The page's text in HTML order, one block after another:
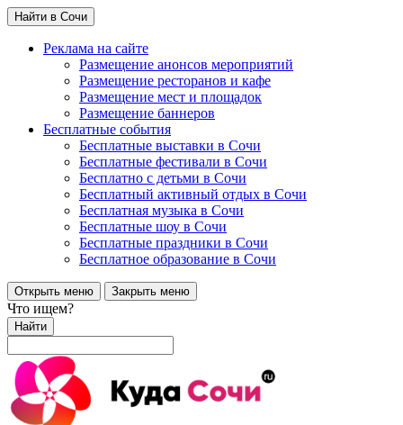
Найти в Сочи
Реклама на сайте
Размещение анонсов мероприятий
Размещение ресторанов и кафе
Размещение мест и площадок
Размещение баннеров
Бесплатные события
Бесплатные выставки в Сочи
Бесплатные фестивали в Сочи
Бесплатно с детьми в Сочи
Бесплатный активный отдых в Сочи
Бесплатная музыка в Сочи
Бесплатные шоу в Сочи
Бесплатные праздники в Сочи
Бесплатное образование в Сочи
Открыть меню Закрыть меню
Что ищем?
Найти